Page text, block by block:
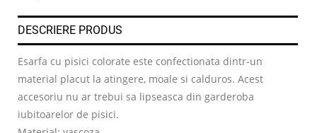
DESCRIERE PRODUS
Esarfa cu pisici colorate este confectionata dintr-un
material placut la atingere, moale si calduros. Acest
accesoriu nu ar trebui sa lipseasca din garderoba
iubitoarelor de pisici.